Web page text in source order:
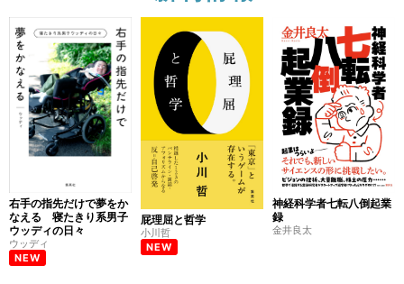
公開終了
妻が口をきいてくれないから家に帰りたくありま
せん（3カ月目）
3/22
妻が口をきいてくれなくても（2カ月目）
公開終了
妻が口をきいてくれるよう頑張ってみた（1ヵ月
目）
公開終了
右手の指先だけで夢をか
なえる 寝たきり系男子
ウッディの日々
ウッディ
NEW
屁理屈と哲学
小川哲
NEW
神経科学者七転八倒起業
録
金井良太